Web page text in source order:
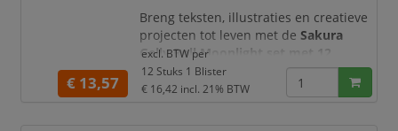
Breng teksten, illustraties en creatieve
projecten tot leven met de Sakura
Gelly Roll Moonlight set met 12
gelpennen. Deze veelzijdige set bevat
tien levendige Moonlight-kleuren,
€ 13,57
excl. BTW per
12 Stuks 1 Blister
€ 16,42 incl. 21% BTW